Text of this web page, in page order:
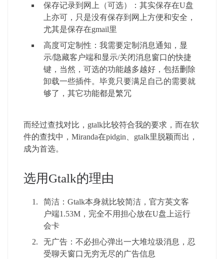
保存记录到网上（可选）：其实保存在U盘
上亦可，只是没有保存到网上方便和安全，
尤其是保存在gmail里
高度可定制性：我需要定制消息通知，显
示/隐藏客户端和显示/关闭消息窗口的快捷
键，当然，可选的功能越多越好，包括删除
卸载一些插件。毕竟只要满足自己的需要就
够了，其它功能都是繁冗
而经过查找对比，gtalk比较符合我的要求，而在软
件的查找中，Miranda在pidgin、gtalk里脱颖而出，
成为首选。
选用Gtalk的理由
简洁：Gtalk本身就比较简洁，官方英文客
户端1.53M，完全不用担心放在U盘上运行
会卡
无广告：不必担心弹出一大堆垃圾消息，忍
受聊天窗口无穷无尽的广告信息